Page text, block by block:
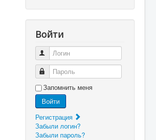
Войти
Логин
Пароль
Запомнить меня
Войти
Регистрация
Забыли логин?
Забыли пароль?